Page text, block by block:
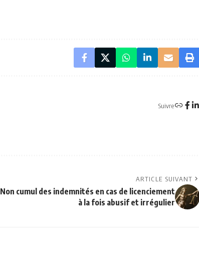
Suivre
ARTICLE SUIVANT
Non cumul des indemnités en cas de licenciement
à la fois abusif et irrégulier